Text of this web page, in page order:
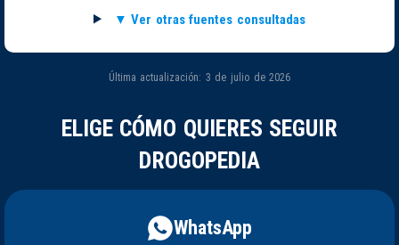
Ver otras fuentes consultadas
Última actualización: 3 de julio de 2026
ELIGE CÓMO QUIERES SEGUIR
DROGOPEDIA
WhatsApp